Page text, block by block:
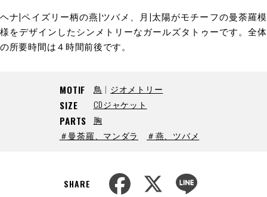
ヘナ|ペイズリー柄の燕|ツバメ、月|太陽がモチーフの曼荼羅模
様をデザインしたシンメトリーなガールズタトゥーです。全体
の所要時間は４時間前後です。
MOTIF 鳥 ジオメトリー
SIZE CDジャケット
PARTS
胸
＃曼荼羅、マンダラ
＃燕、ツバメ
SHARE